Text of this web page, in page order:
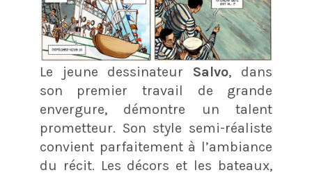
Le jeune dessinateur Salvo, dans
son premier travail de grande
envergure, démontre un talent
prometteur. Son style semi-réaliste
convient parfaitement à l’ambiance
du récit. Les décors et les bateaux,